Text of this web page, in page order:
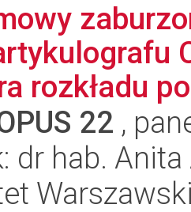
rozkładu
22 ,
dr hab.